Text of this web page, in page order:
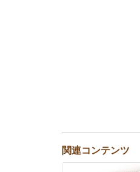
関連コンテンツ